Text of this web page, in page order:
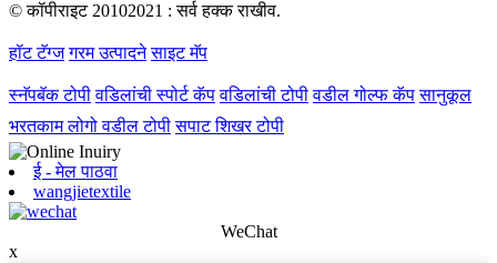
© कॉपीराइट 20102021 : सर्व हक्क राखीव.
हॉट टॅग्ज गरम उत्पादने साइट मॅप
स्नॅपबॅक टोपी वडिलांची स्पोर्ट कॅप वडिलांची टोपी वडील गोल्फ कॅप सानुकूल
भरतकाम लोगो वडील टोपी सपाट शिखर टोपी
ई - मेल पाठवा
wangjietextile
WeChat
x